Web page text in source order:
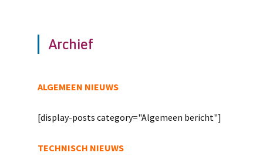
Archief
ALGEMEEN NIEUWS
[display-posts category="Algemeen bericht"]
TECHNISCH NIEUWS